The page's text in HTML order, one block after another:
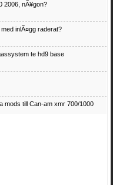
2006, nÃ¥gon?
inlÃ¤gg raderat?
te hd9 base
mods till Can-am xmr 700/1000
betalar bra och du kan nÃ¥ mig
ifall du har en som du vill sÃ¤lja